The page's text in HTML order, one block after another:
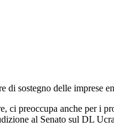
di sostegno delle imprese
preoccupa anche per i
al Senato sul DL